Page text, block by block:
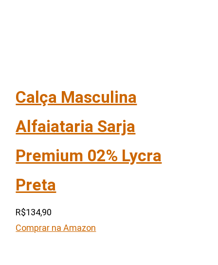
Calça Masculina
Alfaiataria Sarja
Premium 02% Lycra
Preta
R$134,90
Comprar na Amazon